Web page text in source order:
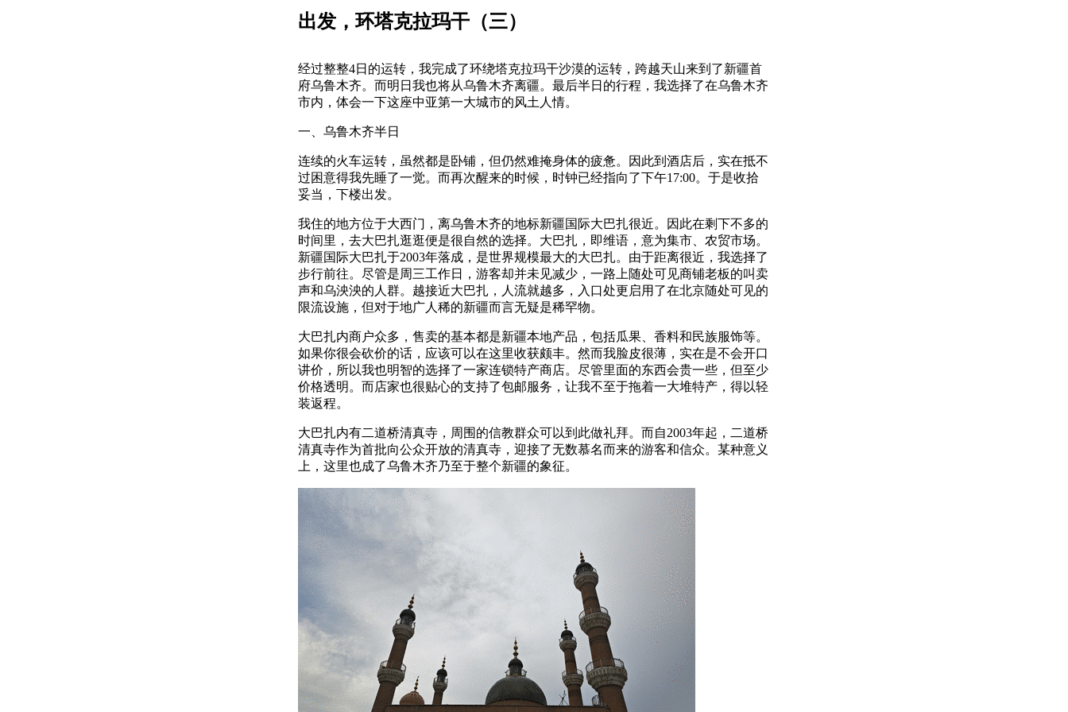
出发，环塔克拉玛干（三）
经过整整4日的运转，我完成了环绕塔克拉玛干沙漠的运转，跨越天山来到了新疆首
府乌鲁木齐。而明日我也将从乌鲁木齐离疆。最后半日的行程，我选择了在乌鲁木齐
市内，体会一下这座中亚第一大城市的风土人情。
一、乌鲁木齐半日
连续的火车运转，虽然都是卧铺，但仍然难掩身体的疲惫。因此到酒店后，实在抵不
过困意得我先睡了一觉。而再次醒来的时候，时钟已经指向了下午17:00。于是收拾
妥当，下楼出发。
我住的地方位于大西门，离乌鲁木齐的地标新疆国际大巴扎很近。因此在剩下不多的
时间里，去大巴扎逛逛便是很自然的选择。大巴扎，即维语，意为集市、农贸市场。
新疆国际大巴扎于2003年落成，是世界规模最大的大巴扎。由于距离很近，我选择了
步行前往。尽管是周三工作日，游客却并未见减少，一路上随处可见商铺老板的叫卖
声和乌泱泱的人群。越接近大巴扎，人流就越多，入口处更启用了在北京随处可见的
限流设施，但对于地广人稀的新疆而言无疑是稀罕物。
大巴扎内商户众多，售卖的基本都是新疆本地产品，包括瓜果、香料和民族服饰等。
如果你很会砍价的话，应该可以在这里收获颇丰。然而我脸皮很薄，实在是不会开口
讲价，所以我也明智的选择了一家连锁特产商店。尽管里面的东西会贵一些，但至少
价格透明。而店家也很贴心的支持了包邮服务，让我不至于拖着一大堆特产，得以轻
装返程。
大巴扎内有二道桥清真寺，周围的信教群众可以到此做礼拜。而自2003年起，二道桥
清真寺作为首批向公众开放的清真寺，迎接了无数慕名而来的游客和信众。某种意义
上，这里也成了乌鲁木齐乃至于整个新疆的象征。